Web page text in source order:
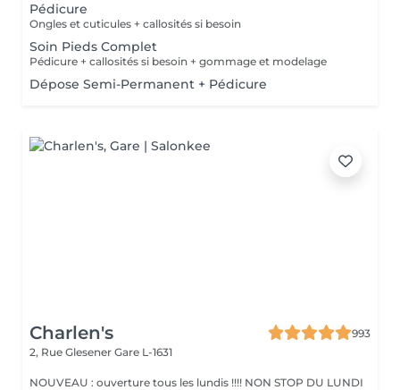
Pédicure
Ongles et cuticules + callosités si besoin
Soin Pieds Complet
Pédicure + callosités si besoin + gommage et modelage
Dépose Semi-Permanent + Pédicure
Charlen's
993
2, Rue Glesener Gare L-1631
NOUVEAU : ouverture tous les lundis !!!! NON STOP DU LUNDI